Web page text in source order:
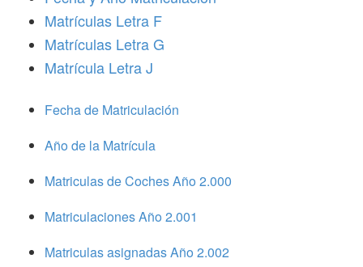
Matrículas Letra F
Matrículas Letra G
Matrícula Letra J
Fecha de Matriculación
Año de la Matrícula
Matriculas de Coches Año 2.000
Matriculaciones Año 2.001
Matriculas asignadas Año 2.002